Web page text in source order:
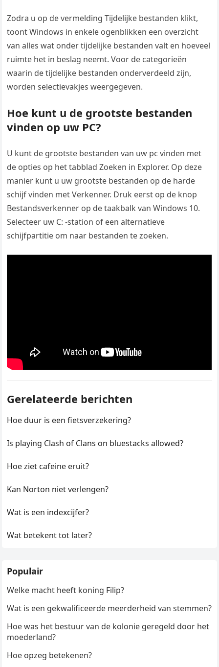
Zodra u op de vermelding Tijdelijke bestanden klikt,
toont Windows in enkele ogenblikken een overzicht
van alles wat onder tijdelijke bestanden valt en hoeveel
ruimte het in beslag neemt. Voor de categorieën
waarin de tijdelijke bestanden onderverdeeld zijn,
worden selectievakjes weergegeven.
Hoe kunt u de grootste bestanden
vinden op uw PC?
U kunt de grootste bestanden van uw pc vinden met
de opties op het tabblad Zoeken in Explorer. Op deze
manier kunt u uw grootste bestanden op de harde
schijf vinden met Verkenner. Druk eerst op de knop
Bestandsverkenner op de taakbalk van Windows 10.
Selecteer uw C: -station of een alternatieve
schijfpartitie om naar bestanden te zoeken.
Gerelateerde berichten
Hoe duur is een fietsverzekering?
Is playing Clash of Clans on bluestacks allowed?
Hoe ziet cafeine eruit?
Kan Norton niet verlengen?
Wat is een indexcijfer?
Wat betekent tot later?
Populair
Welke macht heeft koning Filip?
Wat is een gekwalificeerde meerderheid van stemmen?
Hoe was het bestuur van de kolonie geregeld door het
moederland?
Hoe opzeg betekenen?